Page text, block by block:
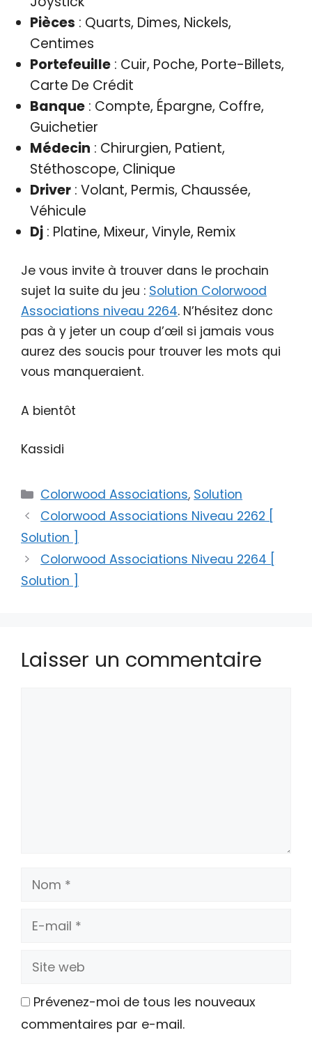
Pièces : Quarts, Dimes, Nickels,
Centimes
Portefeuille: Cuir, Poche, Porte-Billets,
Carte De Crédit
Banque: Compte, Épargne, Coffre,
Guichetier
Médecin : Chirurgien, Patient,
Stéthoscope, Clinique
Driver: Volant, Permis, Chaussée,
Véhicule
Dj: Platine, Mixeur, Vinyle, Remix
Je vous invite à trouver dans le prochain
sujet la suite du jeu : Solution Colorwood
Associations niveau 2264. N’hésitez donc
pas à y jeter un coup d’œil si jamais vous
aurez des soucis pour trouver les mots qui
vous manqueraient.
A bientôt
Kassidi
Catégories
Colorwood Associations, Solution
Colorwood Associations Niveau 2262 [
Solution ]
Colorwood Associations Niveau 2264 [
Solution ]
Laisser un commentaire
Nom
E-
Site
Prévenez-moi de tous les nouveaux
commentaires par e-mail.